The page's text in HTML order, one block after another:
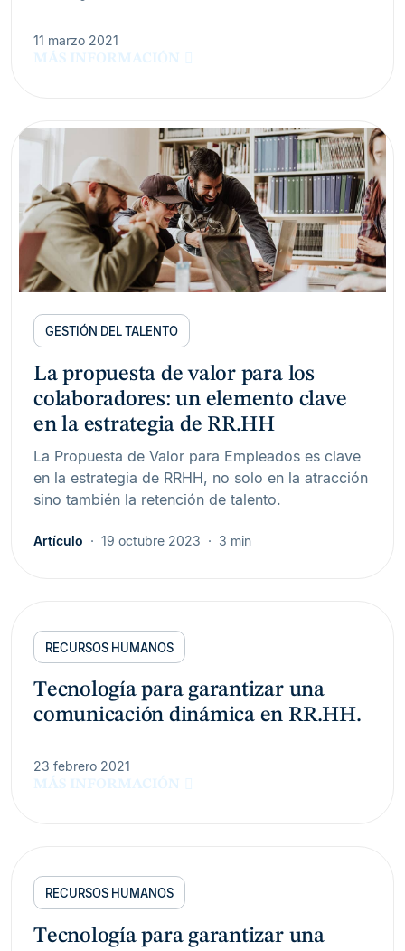
11 marzo 2021
MÁS INFORMACIÓN
GESTIÓN DEL TALENTO
La propuesta de valor para los
colaboradores: un elemento clave
en la estrategia de RR.HH
La Propuesta de Valor para Empleados es clave
en la estrategia de RRHH, no solo en la atracción
sino también la retención de talento.
Artículo 19 octubre 2023 3 min
RECURSOS HUMANOS
Tecnología para garantizar una
comunicación dinámica en RR.HH.
23 febrero 2021
MÁS INFORMACIÓN
RECURSOS HUMANOS
Tecnología para garantizar una